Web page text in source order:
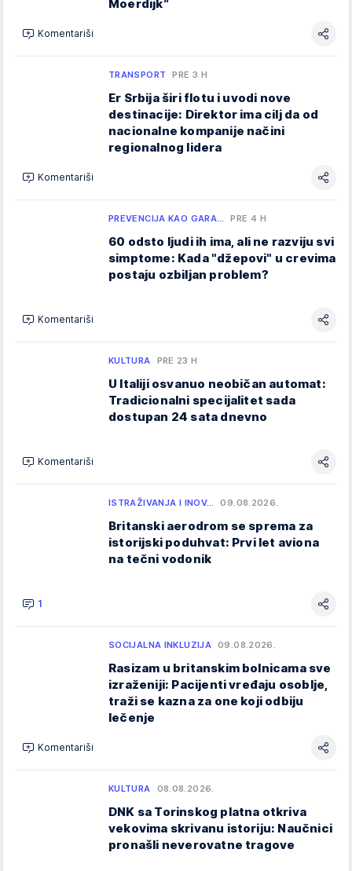
Moerdijk“
Komentariši
TRANSPORT PRE 3 H
Er Srbija širi flotu i uvodi nove
destinacije: Direktor ima cilj da od
nacionalne kompanije načini
regionalnog lidera
Komentariši
PREVENCIJA KAO GARA… PRE 4 H
60 odsto ljudi ih ima, ali ne razviju svi
simptome: Kada "džepovi" u crevima
postaju ozbiljan problem?
Komentariši
KULTURA PRE 23 H
U Italiji osvanuo neobičan automat:
Tradicionalni specijalitet sada
dostupan 24 sata dnevno
Komentariši
ISTRAŽIVANJA I INOV… 09.08.2026.
Britanski aerodrom se sprema za
istorijski poduhvat: Prvi let aviona
na tečni vodonik
1
SOCIJALNA INKLUZIJA 09.08.2026.
Rasizam u britanskim bolnicama sve
izraženiji: Pacijenti vređaju osoblje,
traži se kazna za one koji odbiju
lečenje
Komentariši
KULTURA 08.08.2026.
DNK sa Torinskog platna otkriva
vekovima skrivanu istoriju: Naučnici
pronašli neverovatne tragove